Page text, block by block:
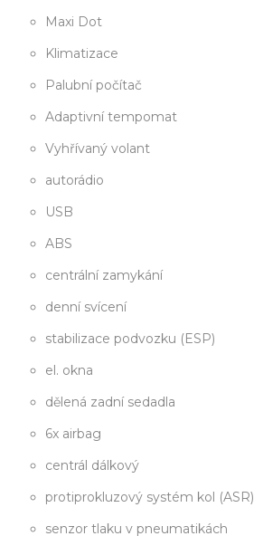
Maxi Dot
Klimatizace
Palubní počítač
Adaptivní tempomat
Vyhřívaný volant
autorádio
USB
ABS
centrální zamykání
denní svícení
stabilizace podvozku (ESP)
el. okna
dělená zadní sedadla
6x airbag
centrál dálkový
protiprokluzový systém kol (ASR)
senzor tlaku v pneumatikách